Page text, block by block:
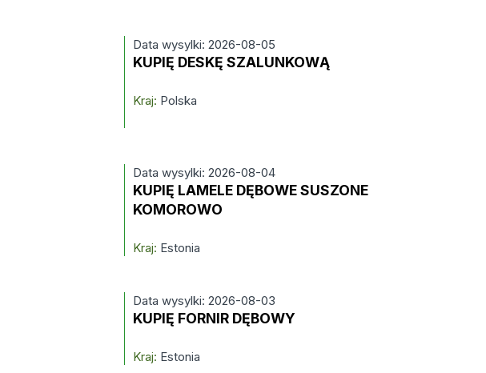
Data wysylki: 2026-08-05
KUPIĘ DESKĘ SZALUNKOWĄ
Kraj: Polska
Data wysylki: 2026-08-04
KUPIĘ LAMELE DĘBOWE SUSZONE
KOMOROWO
Kraj: Estonia
Data wysylki: 2026-08-03
KUPIĘ FORNIR DĘBOWY
Kraj: Estonia